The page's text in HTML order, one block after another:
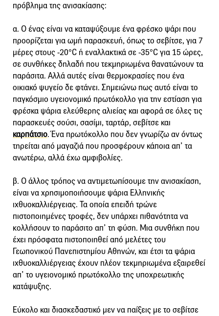
πρόβλημα της ανισακίασης:
α. Ο ένας είναι να καταψύξουμε ένα φρέσκο ψάρι που
προορίζεται για ωμή παρασκευή, όπως το σεβίτσε, για 7
μέρες στους -20°C ή εναλλακτικά σε -35°C για 15 ώρες,
σε συνθήκες δηλαδή που τεκμηριωμένα θανατώνουν τα
παράσιτα. Αλλά αυτές είναι θερμοκρασίες που ένα
οικιακό ψυγείο δε φτάνει. Σημειώνω πως αυτό είναι το
παγκόσμιο υγειονομικό πρωτόκολλο για την εστίαση για
φρέσκα ψάρια ελεύθερης αλιείας και αφορά σε όλες τις
παρασκευές σούσι, σασίμι, ταρτάρ, σεβίτσε και
καρπάτσιο. Ένα πρωτόκολλο που δεν γνωρίζω αν όντως
τηρείται από μαγαζιά που προσφέρουν κάποια απ’ τα
ανωτέρω, αλλά έχω αμφιβολίες.
β. Ο άλλος τρόπος να αντιμετωπίσουμε την ανισακίαση,
είναι να χρησιμοποιήσουμε ψάρια Ελληνικής
ιχθυοκαλλιέργειας. Τα οποία επειδή τρώνε
πιστοποιημένες τροφές, δεν υπάρχει πιθανότητα να
κολλήσουν το παράσιτο απ’ τη φύση. Μια συνθήκη που
έχει πρόσφατα πιστοποιηθεί από μελέτες του
Γεωπονικού Πανεπιστημίου Αθηνών, και έτσι τα ψάρια
ιχθυοκαλλιέργειας έχουν πλέον τεκμηριωμένα εξαιρεθεί
απ’ το υγειονομικό πρωτόκολλο της υποχρεωτικής
κατάψυξης.
Εύκολο και διασκεδαστικό μεν να παίξεις με το σεβίτσε